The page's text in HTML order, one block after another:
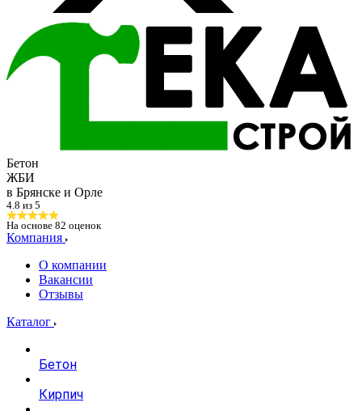
Бетон
ЖБИ
в Брянске и Орле
4.8 из 5
На основе 82 оценок
Компания
О компании
Вакансии
Отзывы
Каталог
Бетон
Кирпич